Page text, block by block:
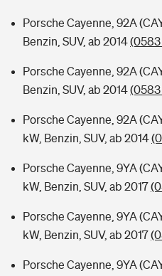
Porsche Cayenne, 92A
Benzin, SUV, ab 2014(0583
Porsche Cayenne, 92A
Benzin, SUV, ab 2014(0583
Porsche Cayenne, 92A
kW, Benzin, SUV, ab 2014
Porsche Cayenne, 9YA
kW, Benzin, SUV, ab 2017
Porsche Cayenne, 9YA
kW, Benzin, SUV, ab 2017
Porsche Cayenne, 9YA